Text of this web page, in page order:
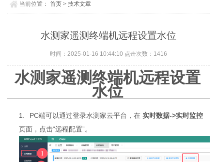
当前位置：首页 >技术文章
水测家遥测终端机远程设置水位
时间：2025-01-16 10:44:10 点击次数： 1416
水测家遥测终端机远程设置
水位
1. PC端可以通过登录水测家云平台，在实时数据->实时监控
页面，点击“远程配置”。